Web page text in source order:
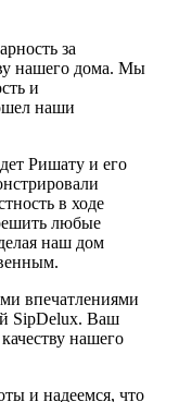
за
нашего дома. Мы
и
наши
Ришату и его
в ходе
любые
наш дом
впечатлениями
SipDelux. Ваш
нашего
и надеемся, что